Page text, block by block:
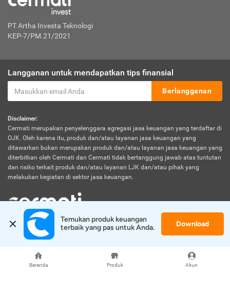
Beranda Produk Akun
PT Artha Investa Teknologi
KEP-7/PM.21/2021
Langganan untuk mendapatkan tips finansial
Berlangganan
Disclaimer:
Cermati merupakan penyelenggara agregasi jasa keuangan yang terdaftar di
OJK. Oleh karena itu, produk dan/atau layanan jasa keuangan yang
ditawarkan bukan merupakan produk dan/atau layanan jasa keuangan yang
diterbitkan oleh Cermati dan Cermati tidak bertanggung jawab atas tuntutan
dan risiko terkait produk dan/atau layanan LJK dan/atau pihak yang
melakukan kegiatan di sektor jasa keuangan.
© 2026 Cermati. All Rights Reserved.
Temukan produk keuangan
terbaik yang pas untuk Anda.
Download